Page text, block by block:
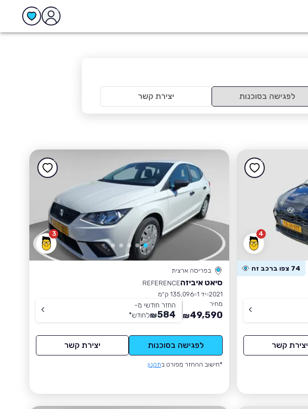
לפגישה בסוכנות יצירת קשר
4
74 צפו ברכב זה
יצירת קשר
3
בפריסה ארצית
סיאט איביזהREFERENCE
2021 יד 1
135,096 ק״מ
מחיר
49,590
₪
החזר חודשי מ-
584
₪לחודש*
לפגישה בסוכנות יצירת קשר
*חישוב ההחזר מפורט בתקנון